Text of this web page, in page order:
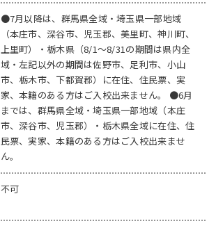
●7月以降は、群馬県全域・埼玉県一部地域
（本庄市、深谷市、児玉郡、美里町、神川町、
上里町）・栃木県（8/1～8/31の期間は県内全
域・左記以外の期間は佐野市、足利市、小山
市、栃木市、下都賀郡）に在住、住民票、実
家、本籍のある方はご入校出来ません。 ●6月
までは、群馬県全域・埼玉県一部地域（本庄
市、深谷市、児玉郡）・栃木県全域に在住、住
民票、実家、本籍のある方はご入校出来ませ
ん。
不可